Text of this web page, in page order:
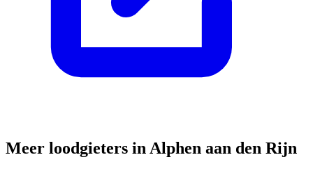
Meer loodgieters in Alphen aan den Rijn